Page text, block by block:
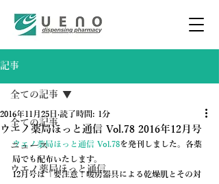
記事
全ての記事
ニュース
ウエノ薬局ほっと通信
全ての記事
ウエノ薬局ほっと通信 Vol.78 2016年12月号
2016年11月25日 読了時間: 1分
ウエノ薬局ほっと通信 Vol.78を発刊しました。各薬
局でも配布いたします。
12月号は「要注意！暖房器具による乾燥肌とその対